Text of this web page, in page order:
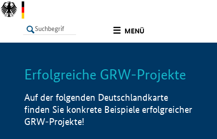
MENÜ
LISTE Info
Erfolgreiche GRW-Projekte
Auf der folgenden Deutschlandkarte
finden Sie konkrete Beispiele erfolgreicher
GRW-Projekte!